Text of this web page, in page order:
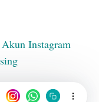
Instagram